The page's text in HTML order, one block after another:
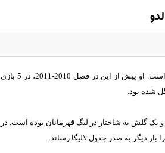
؛ این دومین شروع موفق بنزما از زمانی است که به رئال مادرید پیوسته است. او پیش از این در فصل 2010-2011، در 5 بازی
برای رئال موفق به زدن 6 گل شده است. 5 گل او در لالیگا و یک گلش به شاختار در لیگ قهرمانان بوده است. در
بار دیگر به صدر جدول لالیگا رساند.